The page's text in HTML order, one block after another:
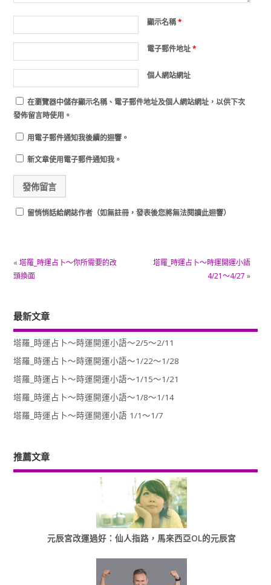
顯示名稱*
電子郵件地址*
個人網站網址
在瀏覽器中儲存顯示名稱、電子郵件地址及個人網站網址，以供下次
發佈留言時使用。
用電子郵件通知我後續的迴響。
新文章使用電子郵件通知我。
留悄悄話給網誌作者（如無註冊，發表後您將無法閱讀此迴響）
« 塔羅_時運占卜～你所需要的改
頭換面
塔羅_時運占卜～時運開運小語
4/21～4/27 »
最新文章
塔羅_時運占卜～時運開運小語～2/5～2/11
塔羅_時運占卜～時運開運小語～1/22～1/28
塔羅_時運占卜～時運開運小語～1/15～1/21
塔羅_時運占卜～時運開運小語～1/8～1/14
塔羅_時運占卜～時運開運小語 1/1～1/7
推薦文章
元辰宮改運過好：仙人指路，馬來西亞OL的元辰宮